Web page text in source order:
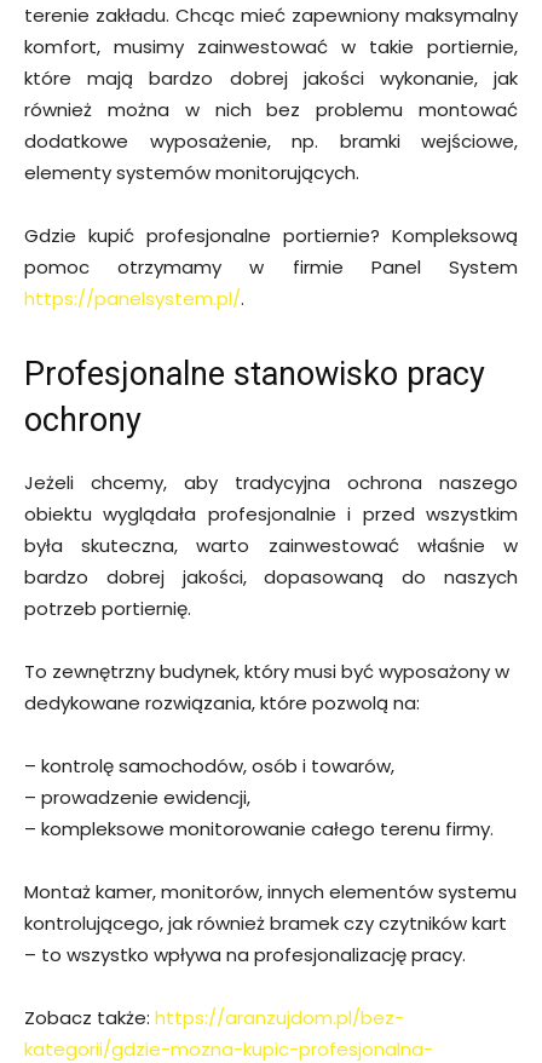
terenie zakładu. Chcąc mieć zapewniony maksymalny
komfort, musimy zainwestować w takie portiernie,
które mają bardzo dobrej jakości wykonanie, jak
również można w nich bez problemu montować
dodatkowe wyposażenie, np. bramki wejściowe,
elementy systemów monitorujących.
Gdzie kupić profesjonalne portiernie? Kompleksową
pomoc otrzymamy w firmie Panel System
https://panelsystem.pl/.
Profesjonalne stanowisko pracy
ochrony
Jeżeli chcemy, aby tradycyjna ochrona naszego
obiektu wyglądała profesjonalnie i przed wszystkim
była skuteczna, warto zainwestować właśnie w
bardzo dobrej jakości, dopasowaną do naszych
potrzeb portiernię.
To zewnętrzny budynek, który musi być wyposażony w
dedykowane rozwiązania, które pozwolą na:
– kontrolę samochodów, osób i towarów,
– prowadzenie ewidencji,
– kompleksowe monitorowanie całego terenu firmy.
Montaż kamer, monitorów, innych elementów systemu
kontrolującego, jak również bramek czy czytników kart
– to wszystko wpływa na profesjonalizację pracy.
Zobacz także: https://aranzujdom.pl/bez-
kategorii/gdzie-mozna-kupic-profesjonalna-